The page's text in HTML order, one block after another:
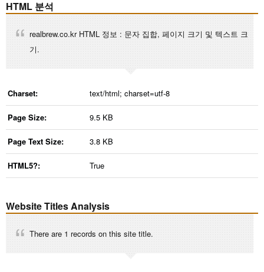
HTML 분석
realbrew.co.kr HTML 정보 : 문자 집합, 페이지 크기 및 텍스트 크
기.
Charset: text/html; charset=utf-8
Page Size: 9.5 KB
Page Text Size: 3.8 KB
HTML5?: True
Website Titles Analysis
There are 1 records on this site title.